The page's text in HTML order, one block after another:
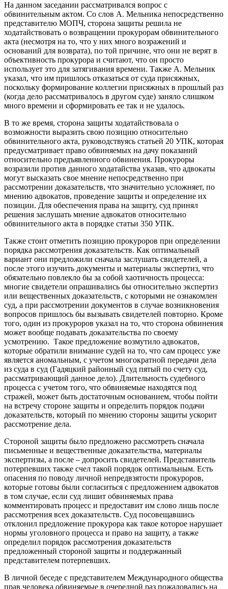
На данном заседании рассматривался вопрос с
обвинительным актом. Со слов А. Мельника непосредственно
представителю МОПЧ, сторона защиты решила не
ходатайствовать о возвращении прокурорам обвинительного
акта (несмотря на то, что у них много возражений и
оснований для возврата), по той причине, что они не верят в
объективность прокурора и считают, что он просто
использует это для затягивания времени. Также А. Мельник
указал, что им пришлось отказаться от суда присяжных,
поскольку формирование коллегии присяжных в прошлый раз
(когда дело рассматривалось в другом суде) заняло слишком
много времени и сформировать ее так и не удалось.
В то же время, сторона защиты ходатайствовала о
возможности выразить свою позицию относительно
обвинительного акта, руководствуясь статьей 20 УПК, которая
предусматривает право обвиняемых на дачу показаний
относительно предъявленного обвинения. Прокуроры
возразили против данного ходатайства указав, что адвокаты
могут высказать свое мнение непосредственно при
рассмотрении доказательств, что значительно усложняет, по
мнению адвокатов, проведение защиты и определение их
позиции. Для обеспечения права на защиту, суд принял
решения заслушать мнение адвокатов относительно
обвинительного акта в порядке статьи 350 УПК.
Также стоит отметить позицию прокуроров при определении
порядка рассмотрения доказательств. Как оптимальный
вариант они предложили сначала заслушать свидетелей, а
после этого изучить документы и материалы экспертиз, что
обязательно повлекло бы за собой хаотичность процесса:
многие свидетели опрашивались бы относительно экспертиз
или вещественных доказательств, с которыми не ознакомлен
суд, а при рассмотрении документов в случае возникновения
вопросов пришлось бы вызывать свидетелей повторно. Кроме
того, один из прокуроров указал на то, что сторона обвинения
может вообще подавать доказательства по своему
усмотрению. Такое предложение возмутило адвокатов,
которые обратили внимание судей на то, что сам процесс уже
является аномальным, с учетом многократной передачи дела
из суда в суд (Гадяцкий районный суд пятый по счету суд,
рассматривающий данное дело). Длительность судебного
процесса с учетом того, что обвиняемые находятся под
стражей, может быть достаточным основанием, чтобы пойти
на встречу стороне защиты и определить порядок подачи
доказательств, который по мнению стороны защиты ускорит
рассмотрение дела.
Стороной защиты было предложено рассмотреть сначала
письменные и вещественные доказательства, материалы
экспертизы, а после – допросить свидетелей. Представитель
потерпевших также счел такой порядок оптимальным. Есть
опасения по поводу личной непредвзятости прокуроров,
которые готовы были согласиться с предложением адвокатов
в том случае, если суд лишит обвиняемых права
комментировать процесс и предоставит им слово лишь после
рассмотрения всех доказательств. Суд посовещавшись
отклонил предложение прокурора как такое которое нарушает
нормы уголовного процесса и право на защиту, а также
определил порядок рассмотрения доказательств
предложенный стороной защиты и поддержанный
представителем потерпевших.
В личной беседе с представителем Международного общества
прав человека обвиняемые в очередной раз пожаловались на